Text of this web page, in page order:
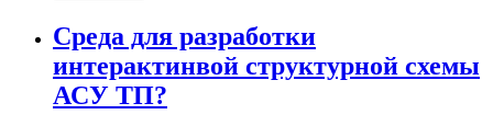
Среда для разработки
интерактинвой структурной схемы
АСУ ТП?